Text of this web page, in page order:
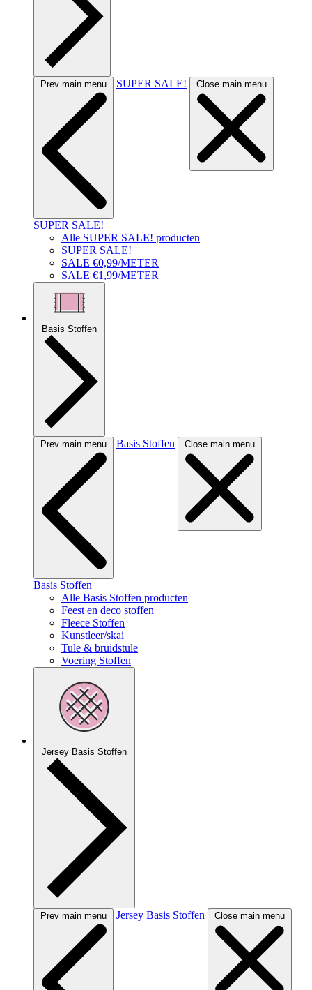
Prev main menu SUPER SALE! Close main menu
SUPER SALE!
Alle SUPER SALE! producten
SUPER SALE!
SALE €0,99/METER
SALE €1,99/METER
Basis Stoffen
Prev main menu Basis Stoffen Close main menu
Basis Stoffen
Alle Basis Stoffen producten
Feest en deco stoffen
Fleece Stoffen
Kunstleer/skai
Tule & bruidstule
Voering Stoffen
Jersey Basis Stoffen
Prev main menu Jersey Basis Stoffen Close main menu